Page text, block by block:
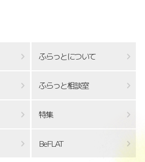
ふらっとについて
ふらっと相談室
特集
BeFLAT